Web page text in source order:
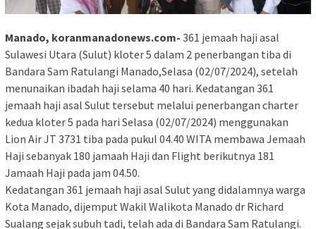
Manado, koranmanadonews.com- 361 jemaah haji asal
Sulawesi Utara (Sulut) kloter 5 dalam 2 penerbangan tiba di
Bandara Sam Ratulangi Manado,Selasa (02/07/2024), setelah
menunaikan ibadah haji selama 40 hari. Kedatangan 361
jemaah haji asal Sulut tersebut melalui penerbangan charter
kedua kloter 5 pada hari Selasa (02/07/2024) menggunakan
Lion Air JT 3731 tiba pada pukul 04.40 WITA membawa Jemaah
Haji sebanyak 180 jamaah Haji dan Flight berikutnya 181
Jamaah Haji pada jam 04.50.
Kedatangan 361 jemaah haji asal Sulut yang didalamnya warga
Kota Manado, dijemput Wakil Walikota Manado dr Richard
Sualang sejak subuh tadi, telah ada di Bandara Sam Ratulangi.